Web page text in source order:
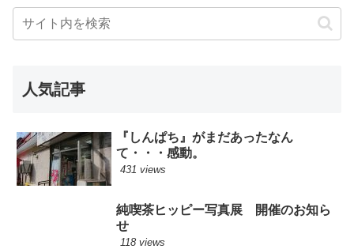
人気記事
『しんぱち』がまだあったなん
て・・・感動。
431 views
純喫茶ヒッピー写真展 開催のお知ら
せ
118 views